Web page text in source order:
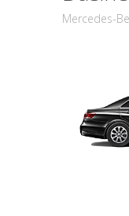
Mercedes-